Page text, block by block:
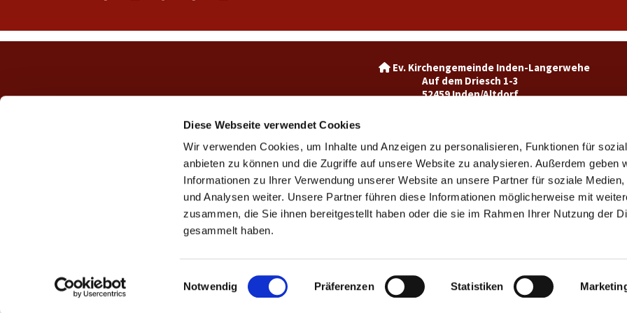
Diese Webseite verwendet Cookies
Wir verwenden Cookies, um Inhalte und Anzeigen zu personalisieren, Funktionen für
anbieten zu können und die Zugriffe auf unsere Website zu analysieren. Außerdem geben
Informationen zu Ihrer Verwendung unserer Website an unsere Partner für soziale Medien,
und Analysen weiter. Unsere Partner führen diese Informationen möglicherweise mit
zusammen, die Sie ihnen bereitgestellt haben oder die sie im Rahmen Ihrer Nutzung der
gesammelt haben.
i
Notwendig Präferenzen Statistiken
Ev. Kirchengemeinde Inden-
Auf dem Driesch 1-3
52459 Inden/Altdorf
Ev. Kirchengemeinde Weisweiler-Dürwiß
Burgweg 7
52249 Eschweiler
weisweiler@ekir.de
02403 / 65265